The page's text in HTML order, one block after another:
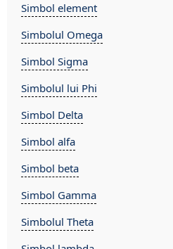
Simbol element
Simbolul Omega
Simbol Sigma
Simbolul lui Phi
Simbol Delta
Simbol alfa
Simbol beta
Simbol Gamma
Simbolul Theta